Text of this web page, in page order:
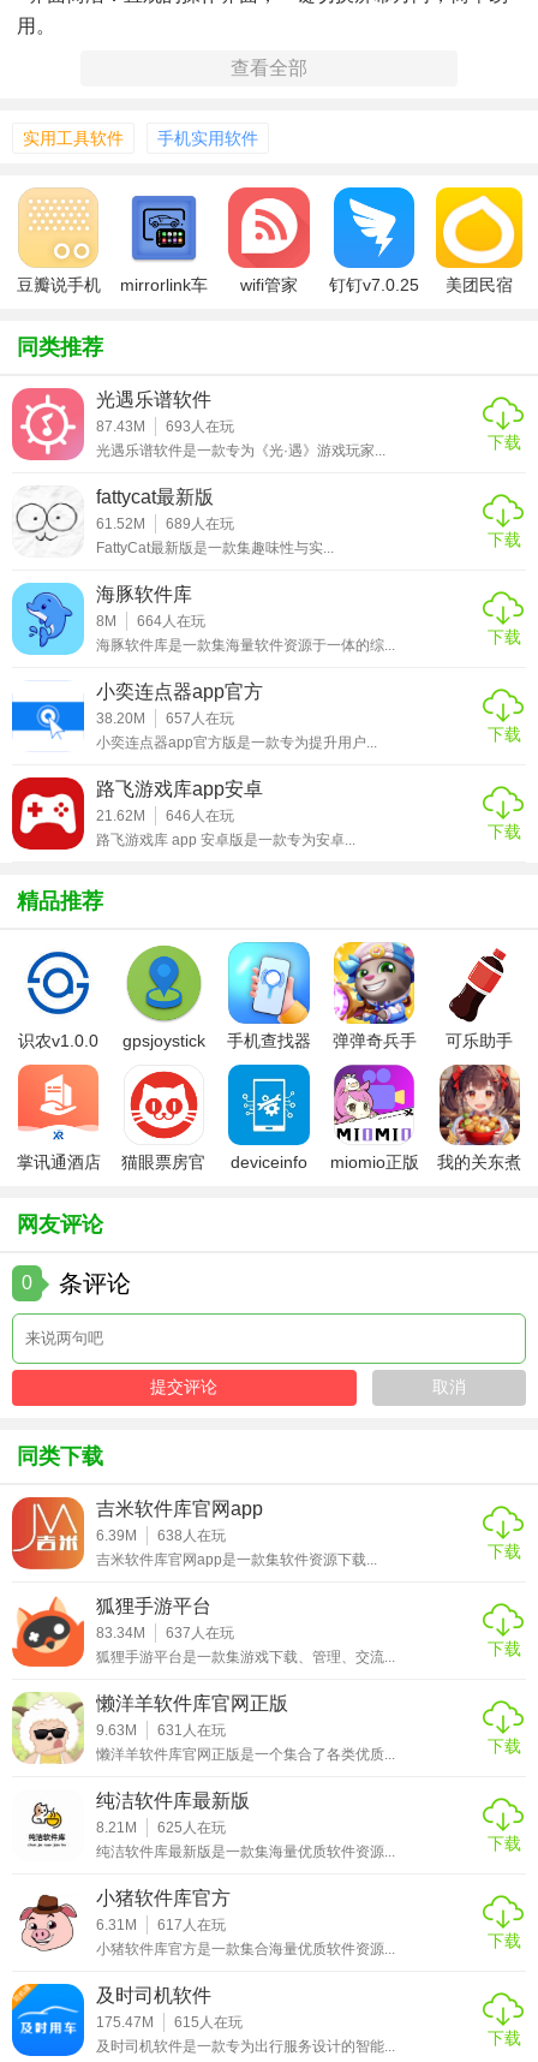
用。
- 通知栏快捷：在通知栏添加快捷按钮，方便随时调整屏幕方
- 无广告：纯净版应用，无广告打扰，使用体验更佳。
屏幕旋转控制器
App(ScreenRotationControlUltimate)v7.0技巧
1. 快速切换：通过通知栏快捷按钮，瞬间切换屏幕方向。
2. 长按设置：长按屏幕上的图标可快速访问常用设置。
3. 自定义快捷方式：在应用中设置自定义快捷方式，便于快
速访问特定功能。
置屏幕方向偏好。
5. 高级选项：探索“更多”选项，发现更多高级功能和自定义选
项。
屏幕旋转控制器
App(ScreenRotationControlUltimate)v7.0内容
1. 基础旋转模式：包括自动、横屏、竖屏、反向横屏、反向
竖屏。
屏幕方向历史记录等。
4. 应用管理：管理已安装应用，为它们分配特定的屏幕方
向。
5. 帮助文档：提供详细的使用指南和常见问题解答。
App(ScreenRotationControlUltimate)v7.0玩法
1. 日常操作：日常使用中，通过通知栏快捷按钮快速切换屏
幕方向，适应不同应用场景。
2. 游戏优化：为游戏设置特定的屏幕方向，提升游戏体验。
3. 阅读模式：将屏幕设置为横向，方便阅读电子书或文章。
或竖向。
5. 自定义体验：根据个人喜好调整传感器灵敏度，实现更流
畅的屏幕旋转控制。
屏幕旋转控制器
App(ScreenRotationControlUltimate)v7.0测评
屏幕旋转控制器（ScreenRotationControlUltimate）v7.0是
一款功能强大且易于使用的屏幕旋转管理工具。其丰富的旋
转模式、自定义设置以及简洁直观的操作界面，使得它在同
类应用中脱颖而出。无论是日常使用、游戏娱乐还是专业工
作，都能提供极大的便利和灵活性。无广告的设计更是提升
查看全部
实用工具软件 手机实用软件
豆瓣说手机
mirrorlink车
wifi管家
钉钉v7.0.25
美团民宿
同类推荐
光遇乐谱软件
87.43M 693 人在玩
光遇乐谱软件是一款专为《光·遇》游戏玩家...
下载
fattycat最新版
61.52M 689 人在玩
FattyCat最新版是一款集趣味性与实...
下载
海豚软件库
8M 664人在玩
海豚软件库是一款集海量软件资源于一体的综...
下载
小奕连点器app官方
38.20M 657 人在玩
小奕连点器app官方版是一款专为提升用户...
下载
路飞游戏库app安卓
21.62M 646 人在玩
路飞游戏库 app 安卓版是一款专为安卓...
下载
精品推荐
识农v1.0.0
gpsjoystick
手机查找器
app
弹弹奇兵手
游免费版
可乐助手
5.26版本
掌讯通酒店
猫眼票房官
deviceinfo
miomio正版
我的关东煮
网友评论
0 条评论
同类下载
吉米软件库官网app
6.39M 638 人在玩
吉米软件库官网app是一款集软件资源下载...
下载
狐狸手游平台
83.34M 637 人在玩
狐狸手游平台是一款集游戏下载、管理、交流...
下载
懒洋羊软件库官网正版
9.63M 631 人在玩
懒洋羊软件库官网正版是一个集合了各类优质...
下载
纯洁软件库最新版
8.21M 625 人在玩
纯洁软件库最新版是一款集海量优质软件资源...
下载
小猪软件库官方
6.31M 617 人在玩
小猪软件库官方是一款集合海量优质软件资源...
下载
及时司机软件
175.47M 615 人在玩
及时司机软件是一款专为出行服务设计的智能...
下载